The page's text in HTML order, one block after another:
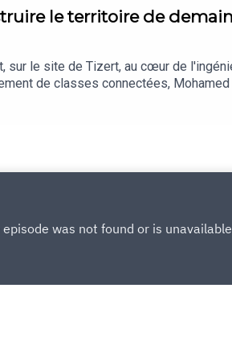
le territoire de demain
sur le site de Tizert, au cœur de
de classes connectées,
des coopératives et
d'une simple acceptabilité sociale